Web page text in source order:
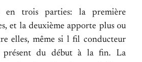
en trois parties: la première
et la deuxième apporte plus ou
elles, même si l fil conducteur
présent du début à la fin. La